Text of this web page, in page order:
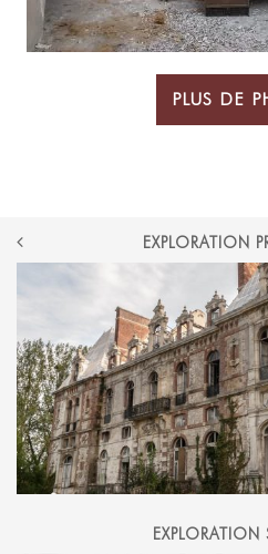
PLUS DE
POST
NAVIGATION
EXPLORATION
EXPLORATION